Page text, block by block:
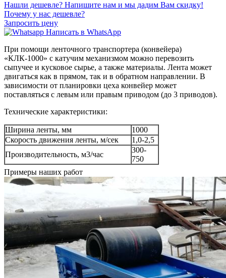
Нашли дешевле? Напишите нам и мы дадим Вам скидку!
Почему у нас дешевле?
Запросить цену
Написать в WhatsApp
При помощи ленточного транспортера (конвейера)
«КЛК-1000» с катучим механизмом можно перевозить
сыпучее и кусковое сырье, а также материалы. Лента может
двигаться как в прямом, так и в обратном направлении. В
зависимости от планировки цеха конвейер может
поставляться с левым или правым приводом (до 3 приводов).
Технические характеристики:
Ширина ленты, мм
1000
Скорость движения ленты, м/сек
1,0-2,5
Производительность, м3/час
300-
750
Примеры наших работ